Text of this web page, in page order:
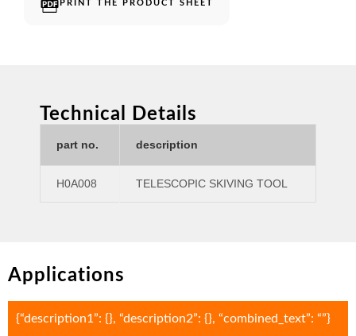
PRINT THE PRODUCT SHEET
Technical Details
part no. description
H0A008 TELESCOPIC SKIVING TOOL
Applications
{“description1”: {}, “description2”: {}, “combined_text”: “”}